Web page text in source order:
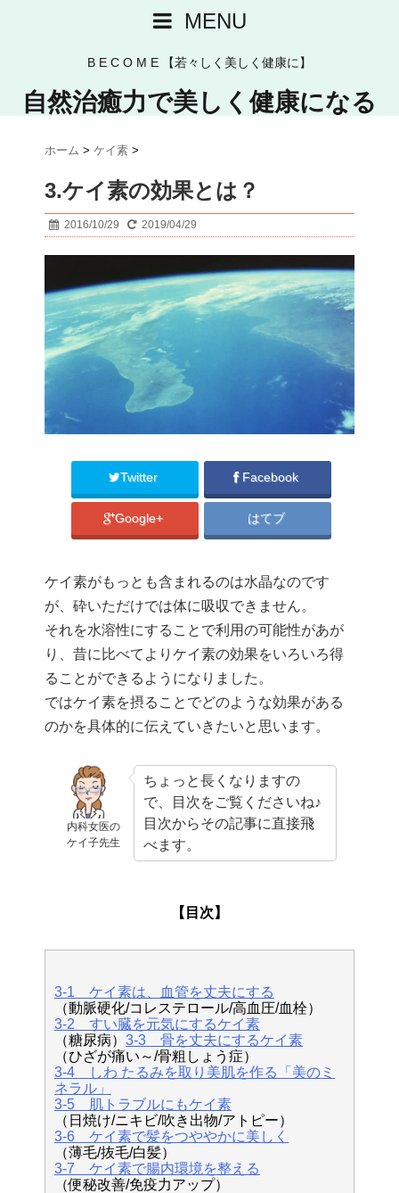
MENU
B E C O M E 【若々しく美しく健康に】
自然治癒力で美しく健康になる
ホーム > ケイ素 >
3.ケイ素の効果とは？
2016/10/29 2019/04/29
Twitter Facebook
Google+ はてブ
ケイ素がもっとも含まれるのは水晶なのです
が、砕いただけでは体に吸収できません。
それを水溶性にすることで利用の可能性があが
り、昔に比べてよりケイ素の効果をいろいろ得
ることができるようになりました。
ではケイ素を摂ることでどのような効果がある
のかを具体的に伝えていきたいと思います。
内科女医の
ケイ子先生
ちょっと長くなりますの
で、目次をご覧くださいね♪
目次からその記事に直接飛
べます。
【目次】
3-1 ケイ素は、血管を丈夫にする
（動脈硬化/コレステロール/高血圧/血栓）
3-2 すい臓を元気にするケイ素
（糖尿病） 3-3 骨を丈夫にするケイ素
（ひざが痛い～/骨粗しょう症）
3-4 しわ たるみを取り美肌を作る「美のミ
ネラル」
3-5 肌トラブルにもケイ素
（日焼け/ニキビ/吹き出物/アトピー）
3-6 ケイ素で髪をつややかに美しく
（薄毛/抜毛/白髪）
3-7 ケイ素で腸内環境を整える
（便秘改善/免疫力アップ）